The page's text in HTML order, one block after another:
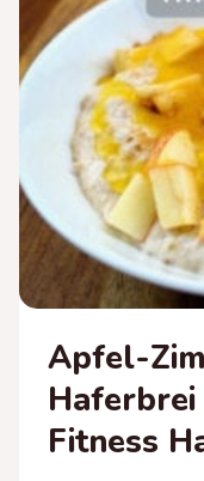
Apfel-
Haferbrei
Fitness